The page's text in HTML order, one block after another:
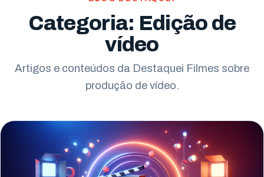
Vídeo Criativo
Vídeo com IA
Todos os serviços
Paraná
Londrina
Apucarana
Arapongas
Umuarama
San Francisco
Ator
Envie seu currículo
Categoria: Edição de
vídeo
Artigos e conteúdos da Destaquei Filmes sobre
produção de vídeo.